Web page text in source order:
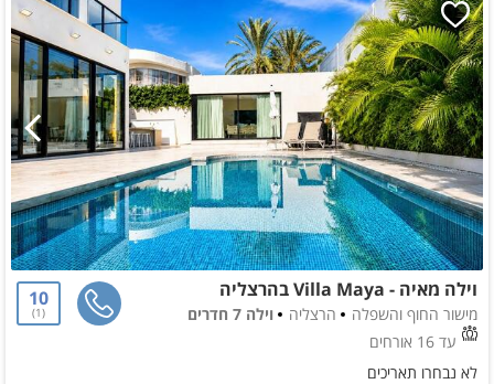
וילה מאיה - Villa Maya בהרצליה
מישור החוף והשפלה הרצליה
וילה 7 חדרים
עד 16 אורחים
10
1
לא נבחרו תאריכים